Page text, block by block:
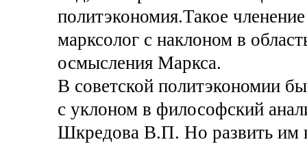
политэкономия.Такое
марксолог с наклоном в
осмысления Маркса.
В советской политэкономии
с уклоном в философский
Шкредова В.П. Но развить им